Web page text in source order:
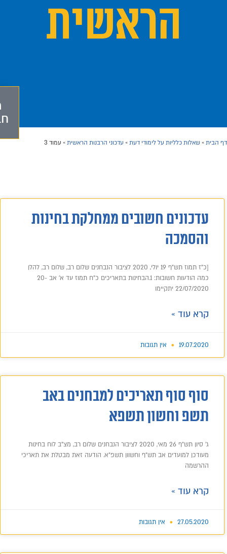
הראשית
דף הבית»שאלות כלליות על לימודי דעת» עדכוני הרבנות הראשית» עמוד 3
עדכונים חשובים ממחלקת בחינות
והסמכה
[כ"ז תמוז תש"ף 19 יולי, 2020 לציבור הנבחנים שלום רב, שלום רב, להלן
כמה הודעות חשובות: 1.הבחינות בתאריכים כ"ח תמוז עד א' אב 20-
22/07/2020 יתקיימו
קרא עוד »
19.07.2020 אין תגובות
סוף סוף תאריכים למבחנים באב
תשפ וחשון תשפא
ג' סיון תש"ף 26 מאי, 2020 לציבור הנבחנים שלום רב, מצ"ב לוח בחינות
מעודכן למועדים אב תש"ף וחשוון תשפ"א. הודעה זאת מבטלת את תאריכי
ההרשמה
קרא עוד »
27.05.2020 אין תגובות